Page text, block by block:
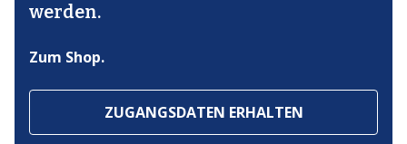
werden.
Zum Shop.
ZUGANGSDATEN ERHALTEN